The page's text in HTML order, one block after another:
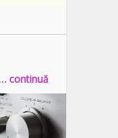
continuă